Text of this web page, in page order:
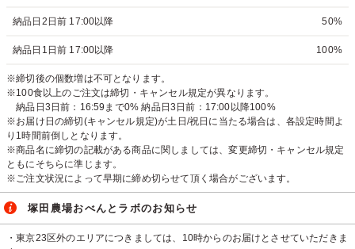
納品日2日前 17:00以降 50%
納品日1日前 17:00以降 100%
※締切後の個数増は不可となります。
※100食以上のご注文は締切・キャンセル規定が異なります。
納品日3日前：16:59まで0% 納品日3日前：17:00以降100%
※お届け日の締切(キャンセル規定)が土日/祝日に当たる場合は、各設定時間よ
り1時間前倒しとなります。
※商品名に締切の記載がある商品に関しましては、変更締切・キャンセル規定
ともにそちらに準じます。
※ご注文状況によって早期に締め切らせて頂く場合がございます。
塚田農場おべんとラボのお知らせ
・東京23区外のエリアにつきましては、10時からのお届けとさせていただきま